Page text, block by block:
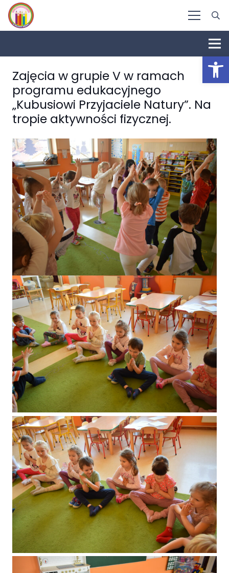
Zajęcia w grupie V w ramach
programu edukacyjnego
„Kubusiowi Przyjaciele Natury”. Na
tropie aktywności fizycznej.